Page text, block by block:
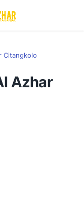
Citangkolo
Azhar